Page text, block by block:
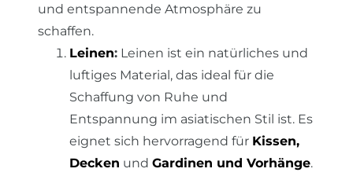
und entspannende Atmosphäre zu
schaffen.
Leinen: Leinen ist ein natürliches und
luftiges Material, das ideal für die
Schaffung von Ruhe und
Entspannung im asiatischen Stil ist. Es
eignet sich hervorragend für Kissen,
Decken und Gardinen und Vorhänge.